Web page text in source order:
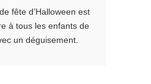
fête d’Halloween est
à tous les enfants de
un déguisement.